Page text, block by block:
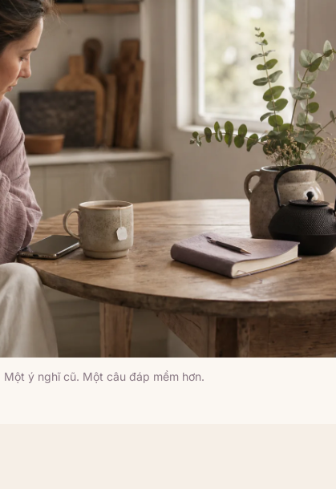
Một ý nghĩ cũ. Một câu đáp mềm hơn.